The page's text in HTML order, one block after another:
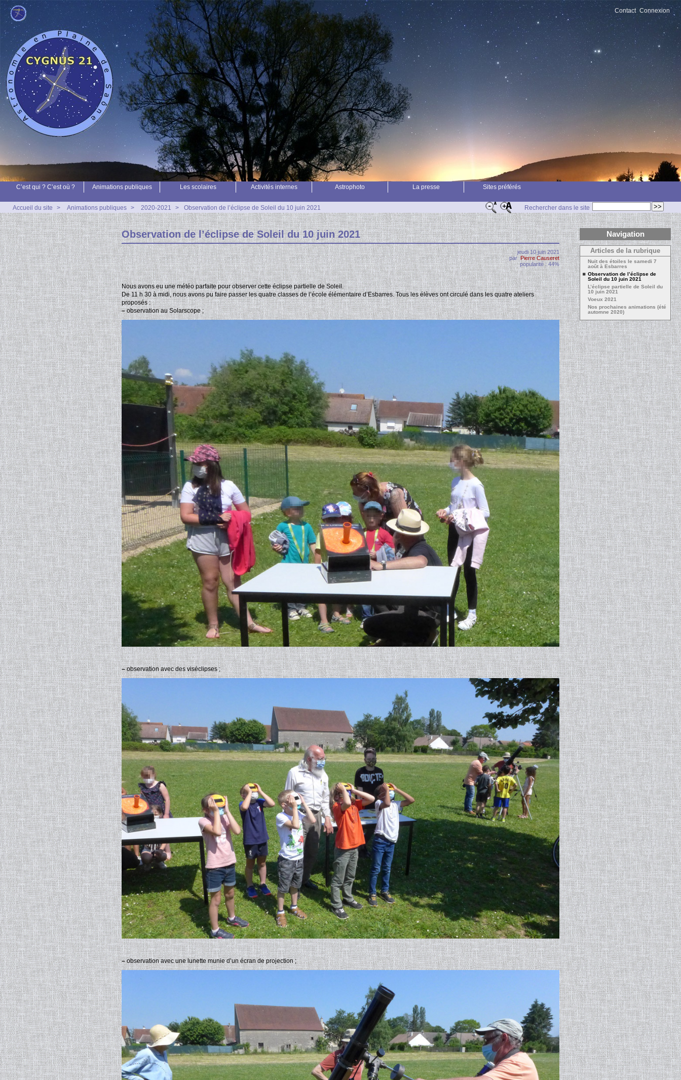
Contact Connexion
C’est qui ? C’est où ? Animations publiques Les scolaires Activités internes Astrophoto La presse Sites préférés
Rechercher dans le site
Accueil du site > Animations publiques > 2020-2021 > Observation de l’éclipse de Soleil du 10 juin 2021
Observation de l’éclipse de Soleil du 10 juin 2021
jeudi 10 juin 2021
parPierre Causeret
popularité : 44%
Nous avons eu une météo parfaite pour observer cette éclipse partielle de Soleil.
De 11 h 30 à midi, nous avons pu faire passer les quatre classes de l’école élémentaire d’Esbarres. Tous les élèves ont circulé dans les quatre ateliers
proposés :
–observation au Solarscope ;
–observation avec des viséclipses ;
–observation avec une lunette munie d’un écran de projection ;
Navigation
Articles de la rubrique
Nuit des étoiles le samedi 7
août à Esbarres
Observation de l’éclipse de
Soleil du 10 juin 2021
L’éclipse partielle de Soleil du
10 juin 2021
Voeux 2021
Nos prochaines animations (été
automne 2020)